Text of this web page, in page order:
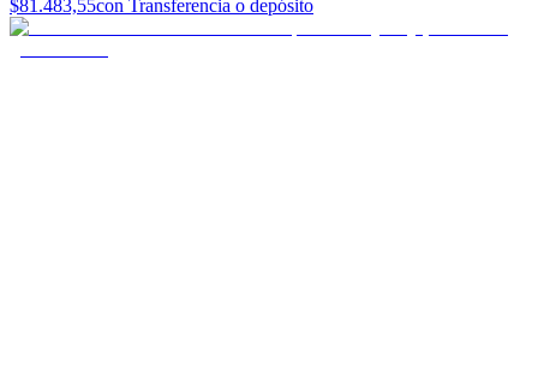
$81.483,55con Transferencia o depósito